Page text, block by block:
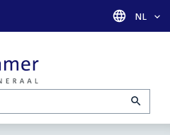
Taal
NL